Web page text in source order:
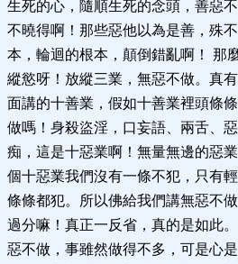
生死的心，隨順生死的念頭，善惡
不曉得啊！那些惡他以為是善，殊
本，輪迴的根本，顛倒錯亂啊！ 那
縱慾呀！放縱三業，無惡不做。真
面講的十善業，假如十善業裡頭條
做嗎！身殺盜淫，口妄語、兩舌、
痴，這是十惡業啊！無量無邊的惡
個十惡業我們沒有一條不犯，只有
條條都犯。所以佛給我們講無惡不
過分嘛！真正一反省，真的是如此
惡不做，事雖然做得不多，可是心